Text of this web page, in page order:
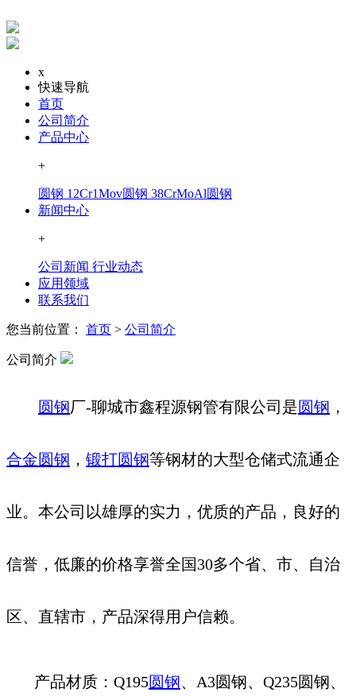
x
快速导航
首页
公司简介
产品中心
+
圆钢 12Cr1Mov圆钢 38CrMoAl圆钢
新闻中心
+
公司新闻 行业动态
应用领域
联系我们
您当前位置： 首页 > 公司简介
公司简介
圆钢厂-聊城市鑫程源钢管有限公司是圆钢 ，
合金圆钢 ， 锻打圆钢等钢材的大型仓储式流通企
业。本公司以雄厚的实力，优质的产品，良好的
信誉，低廉的价格享誉全国30多个省、市、自治
区、直辖市，产品深得用户信赖。
产品材质：Q195圆钢、A3圆钢、Q235圆钢、